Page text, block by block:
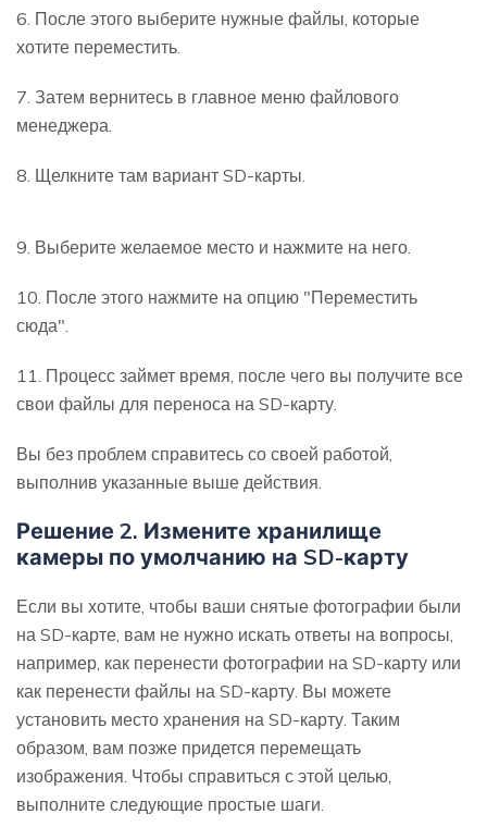
6. После этого выберите нужные файлы, которые
хотите переместить.
7. Затем вернитесь в главное меню файлового
менеджера.
8. Щелкните там вариант SD-карты.
9. Выберите желаемое место и нажмите на него.
10. После этого нажмите на опцию "Переместить
сюда".
11. Процесс займет время, после чего вы получите все
свои файлы для переноса на SD-карту.
Вы без проблем справитесь со своей работой,
выполнив указанные выше действия.
Решение 2. Измените хранилище
камеры по умолчанию на SD-карту
Если вы хотите, чтобы ваши снятые фотографии были
на SD-карте, вам не нужно искать ответы на вопросы,
например, как перенести фотографии на SD-карту или
как перенести файлы на SD-карту. Вы можете
установить место хранения на SD-карту. Таким
образом, вам позже придется перемещать
изображения. Чтобы справиться с этой целью,
выполните следующие простые шаги.